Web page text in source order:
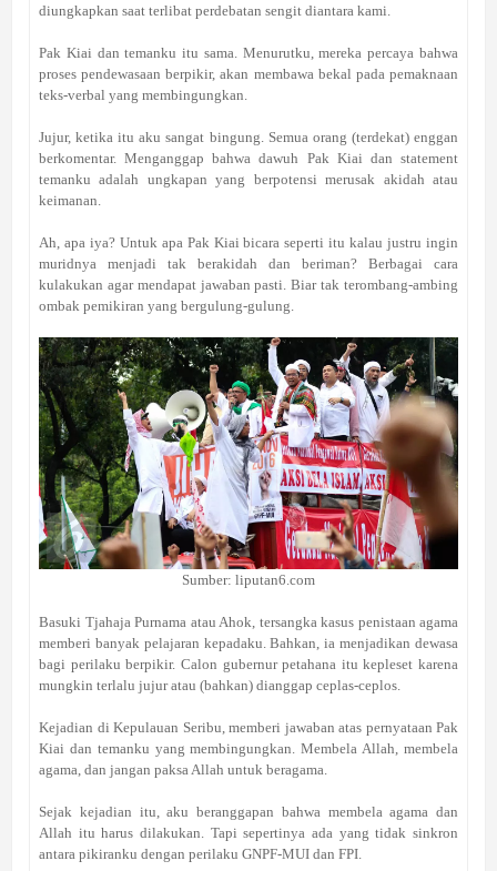
diungkapkan saat terlibat perdebatan sengit diantara kami.
Pak Kiai dan temanku itu sama. Menurutku, mereka percaya bahwa
proses pendewasaan berpikir, akan membawa bekal pada pemaknaan
teks-verbal yang membingungkan.
Jujur, ketika itu aku sangat bingung. Semua orang (terdekat) enggan
berkomentar. Menganggap bahwa dawuh Pak Kiai dan statement
temanku adalah ungkapan yang berpotensi merusak akidah atau
keimanan.
Ah, apa iya? Untuk apa Pak Kiai bicara seperti itu kalau justru ingin
muridnya menjadi tak berakidah dan beriman? Berbagai cara
kulakukan agar mendapat jawaban pasti. Biar tak terombang-ambing
ombak pemikiran yang bergulung-gulung.
Sumber: liputan6.com
Basuki Tjahaja Purnama atau Ahok, tersangka kasus penistaan agama
memberi banyak pelajaran kepadaku. Bahkan, ia menjadikan dewasa
bagi perilaku berpikir. Calon gubernur petahana itu kepleset karena
mungkin terlalu jujur atau (bahkan) dianggap ceplas-ceplos.
Kejadian di Kepulauan Seribu, memberi jawaban atas pernyataan Pak
Kiai dan temanku yang membingungkan. Membela Allah, membela
agama, dan jangan paksa Allah untuk beragama.
Sejak kejadian itu, aku beranggapan bahwa membela agama dan
Allah itu harus dilakukan. Tapi sepertinya ada yang tidak sinkron
antara pikiranku dengan perilaku GNPF-MUI dan FPI.